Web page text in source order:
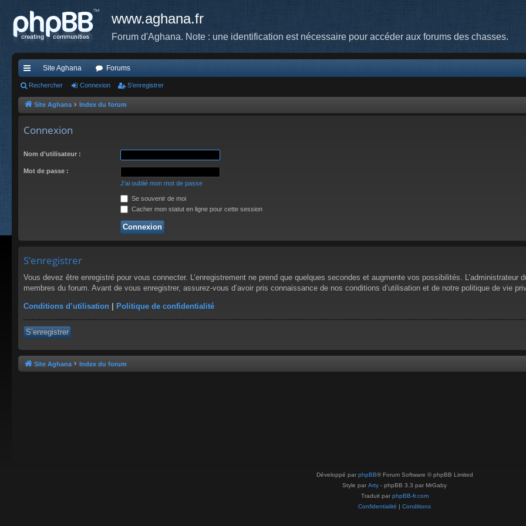
www.aghana.fr
Forum d'Aghana. Note : une identification est nécessaire pour accéder aux forums des chasses.
cc
ès
de
Site Aghana Forums
Rechercher Connexion S’enregistrer
Site Aghana Index du forum
Connexion
Nom d’utilisateur :
Mot de passe :
J’ai oublié mon mot de passe
Se souvenir de moi
Cacher mon statut en ligne pour cette session
S’enregistrer
Vous devez être enregistré pour vous connecter. L’enregistrement ne prend que quelques secondes et augmente vos possibilités.
membres du forum. Avant de vous enregistrer, assurez-vous d’avoir pris connaissance de nos conditions d’utilisation et de notre politique de vie
Conditions d’utilisation | Politique de confidentialité
S’enregistrer
Site Aghana Index du forum
Développé par phpBB® Forum Software © phpBB Limited
Style par Arty - phpBB 3.3 par MrGaby
Traduit par phpBB-fr.com
Confidentialité | Conditions